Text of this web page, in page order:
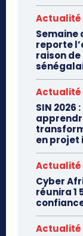
Actualité
Semaine
reporte
raison
Actualité
SIN
en projet
Actualité
Cyber
réunira 1
Actualité